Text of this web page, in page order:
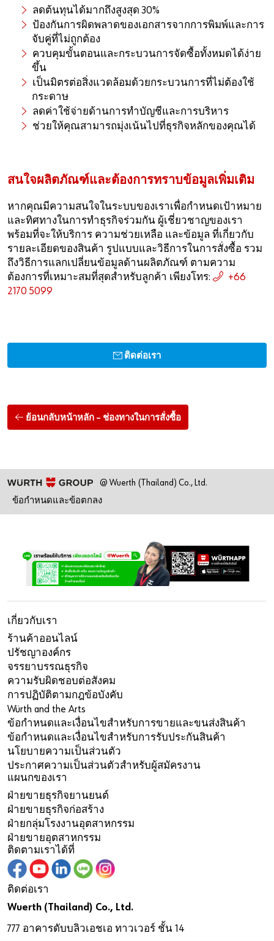
ลดต้นทุนได้มากถึงสูงสุด 30%
ป้องกันการผิดพลาดของเอกสารจากการพิมพ์และการ
จับคู่ที่ไม่ถูกต้อง
ควบคุมขั้นตอนและกระบวนการจัดซื้อทั้งหมดได้ง่าย
ขึ้น
เป็นมิตรต่อสิ่งแวดล้อมด้วยกระบวนการที่ไม่ต้องใช้
กระดาษ
ลดค่าใช้จ่ายด้านการทำบัญชีและการบริหาร
ช่วยให้คุณสามารถมุ่งเน้นไปที่ธุรกิจหลักของคุณได้
สนใจผลิตภัณฑ์และต้องการทราบข้อมูลเพิ่มเติม
หากคุณมีความสนใจในระบบของเราเพื่อกำหนดเป้าหมาย
และทิศทางในการทำธุรกิจร่วมกัน ผู้เชี่ยวชาญของเรา
พร้อมที่จะให้บริการ ความช่วยเหลือ และข้อมูล ที่เกี่ยวกับ
รายละเอียดของสินค้า รูปแบบและวิธีการในการสั่งซื้อ รวม
ถึงวิธีการแลกเปลี่ยนข้อมูลด้านผลิตภัณฑ์ ตามความ
ต้องการที่เหมาะสมที่สุดสำหรับลูกค้า เพียงโทร:
+66
2170 5099
ติดต่อเรา
ย้อนกลับหน้าหลัก – ช่องทางในการสั่งซื้อ
@ Wuerth (Thailand) Co., Ltd.
ข้อกำหนดและข้อตกลง
เกี่ยวกับเรา
ร้านค้าออนไลน์
ปรัชญาองค์กร
จรรยาบรรณธุรกิจ
ความรับผิดชอบต่อสังคม
การปฏิบัติตามกฎข้อบังคับ
Würth and the Arts
ข้อกำหนดและเงื่อนไขสำหรับการขายและขนส่งสินค้า
ข้อกำหนดและเงื่อนไขสำหรับการรับประกันสินค้า
นโยบายความเป็นส่วนตัว
ประกาศความเป็นส่วนตัวสำหรับผู้สมัครงาน
แผนกของเรา
ฝ่ายขายธุรกิจยานยนต์
ฝ่ายขายธุรกิจก่อสร้าง
ฝ่ายกลุ่มโรงงานอุตสาหกรรม
ฝ่ายขายอุตสาหกรรม
ติดตามเราได้ที่
ติดต่อเรา
Wuerth (Thailand) Co., Ltd.
777 อาคารดับบลิวเอชเอ ทาวเวอร์ ชั้น 14